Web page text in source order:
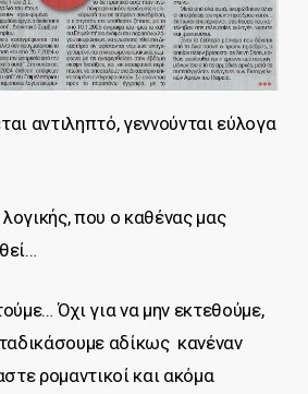
αντιληπτό, γεννούνται εύλογα
που ο καθένας μας
Όχι για να μην εκτεθούμε,
αδίκως κανέναν
ρομαντικοί και ακόμα